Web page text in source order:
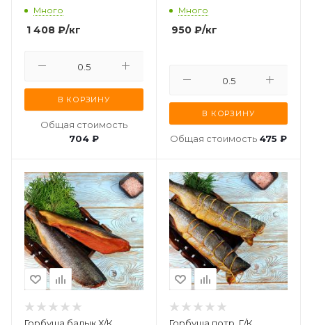
Много
1 408 ₽/кг
В КОРЗИНУ
Общая стоимость
704 ₽
Много
950₽/кг
В КОРЗИНУ
Общая стоимость 475 ₽